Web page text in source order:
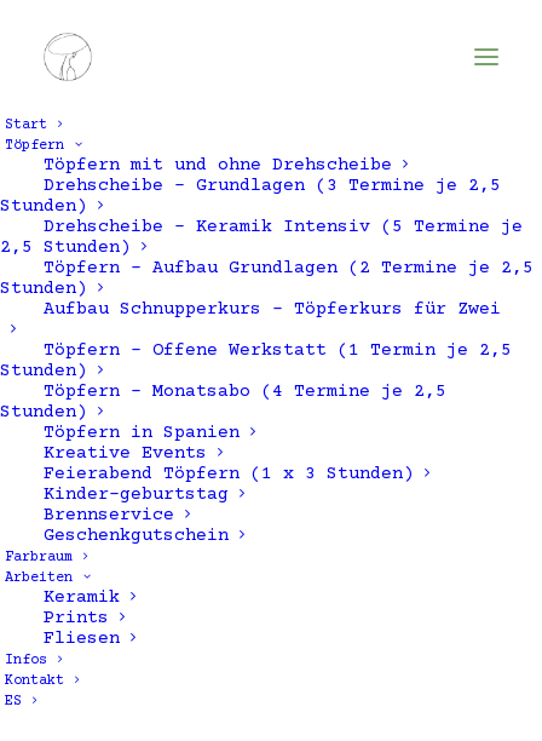
Start
Töpfern
Töpfern mit und ohne Drehscheibe
Drehscheibe – Grundlagen (3 Termine je 2,5
Stunden)
Drehscheibe – Keramik Intensiv (5 Termine je
2,5 Stunden)
Töpfern – Aufbau Grundlagen (2 Termine je 2,5
Stunden)
Aufbau Schnupperkurs – Töpferkurs für Zwei
Töpfern – Offene Werkstatt (1 Termin je 2,5
Stunden)
Töpfern – Monatsabo (4 Termine je 2,5
Stunden)
Töpfern in Spanien
Kreative Events
Feierabend Töpfern (1 x 3 Stunden)
Kinder-geburtstag
Brennservice
Geschenkgutschein
Farbraum
Arbeiten
Keramik
Prints
Fliesen
Infos
Kontakt
ES
Zebra